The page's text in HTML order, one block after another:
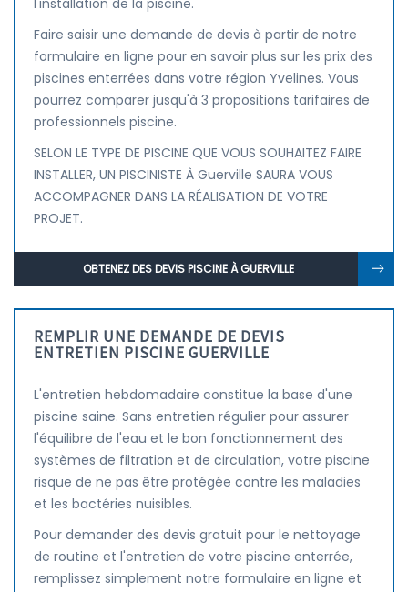
l'installation de la piscine.
Faire saisir une demande de devis à partir de notre
formulaire en ligne pour en savoir plus sur les prix des
piscines enterrées dans votre région Yvelines. Vous
pourrez comparer jusqu'à 3 propositions tarifaires de
professionnels piscine.
SELON LE TYPE DE PISCINE QUE VOUS SOUHAITEZ FAIRE
INSTALLER, UN PISCINISTE À Guerville SAURA VOUS
ACCOMPAGNER DANS LA RÉALISATION DE VOTRE
PROJET.
OBTENEZ DES DEVIS PISCINE À GUERVILLE
REMPLIR UNE DEMANDE DE DEVIS
ENTRETIEN PISCINE GUERVILLE
L'entretien hebdomadaire constitue la base d'une
piscine saine. Sans entretien régulier pour assurer
l'équilibre de l'eau et le bon fonctionnement des
systèmes de filtration et de circulation, votre piscine
risque de ne pas être protégée contre les maladies
et les bactéries nuisibles.
Pour demander des devis gratuit pour le nettoyage
de routine et l'entretien de votre piscine enterrée,
remplissez simplement notre formulaire en ligne et